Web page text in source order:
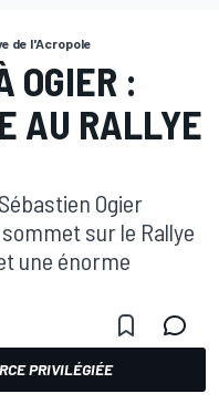
de l'Acropole
OGIER :
AU RALLYE
Ogier
sur le Rallye
une énorme
PRIVILÉGIÉE